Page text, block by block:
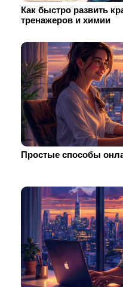
Как быстро развить
тренажеров и химии
Простые способы